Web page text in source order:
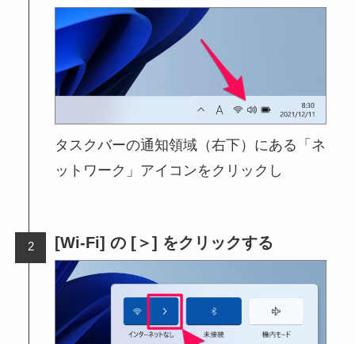
タスクバーの通知領域（右下）にある「ネ
ットワーク」アイコンをクリックし
[Wi-Fi] の [＞] をクリックする